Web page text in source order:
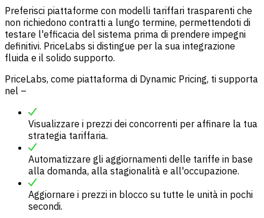
Preferisci piattaforme con modelli tariffari trasparenti che
non richiedono contratti a lungo termine, permettendoti di
testare l'efficacia del sistema prima di prendere impegni
definitivi. PriceLabs si distingue per la sua integrazione
fluida e il solido supporto.
PriceLabs, come piattaforma di Dynamic Pricing, ti supporta
nel –
Visualizzare i prezzi dei concorrenti per affinare la tua
strategia tariffaria.
Automatizzare gli aggiornamenti delle tariffe in base
alla domanda, alla stagionalità e all'occupazione.
Aggiornare i prezzi in blocco su tutte le unità in pochi
secondi.